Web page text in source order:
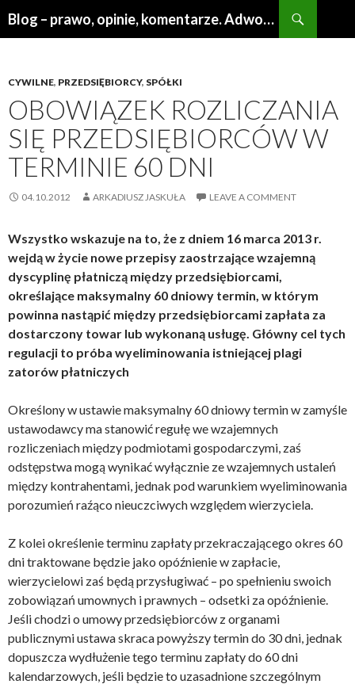
Blog – prawo, opinie, komentarze. Adwokat Poznań
CYWILNE, PRZEDSIĘBIORCY, SPÓŁKI
OBOWIĄZEK ROZLICZANIA
SIĘ PRZEDSIĘBIORCÓW W
TERMINIE 60 DNI
04.10.2012 ARKADIUSZ JASKUŁA LEAVE A COMMENT
Wszystko wskazuje na to, że z dniem 16 marca 2013 r.
wejdą w życie nowe przepisy zaostrzające wzajemną
dyscyplinę płatniczą między przedsiębiorcami,
określające maksymalny 60 dniowy termin, w którym
powinna nastąpić między przedsiębiorcami zapłata za
dostarczony towar lub wykonaną usługę. Główny cel tych
regulacji to próba wyeliminowania istniejącej plagi
zatorów płatniczych
Określony w ustawie maksymalny 60 dniowy termin w zamyśle
ustawodawcy ma stanowić regułę we wzajemnych
rozliczeniach między podmiotami gospodarczymi, zaś
odstępstwa mogą wynikać wyłącznie ze wzajemnych ustaleń
między kontrahentami, jednak pod warunkiem wyeliminowania
porozumień raźąco nieuczciwych względem wierzyciela.
Z kolei określenie terminu zapłaty przekraczającego okres 60
dni traktowane będzie jako opóźnienie w zapłacie,
wierzycielowi zaś będą przysługiwać – po spełnieniu swoich
zobowiązań umownych i prawnych – odsetki za opóźnienie.
Jeśli chodzi o umowy przedsiębiorców z organami
publicznymi ustawa skraca powyższy termin do 30 dni, jednak
dopuszcza wydłużenie tego terminu zapłaty do 60 dni
kalendarzowych, jeśli będzie to uzasadnione szczególnym